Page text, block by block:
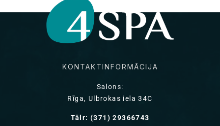
KONTAKTINFORMĀCIJA
Salons:
Rīga, Ulbrokas iela 34C
Tālr: (371) 29366743